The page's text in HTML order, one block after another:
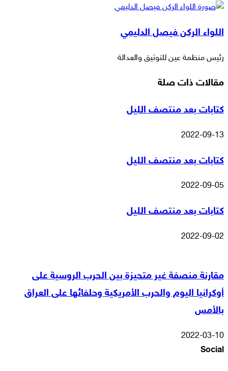
فيسبوك
‫X
ماسنجر
ماسنجر
واتساب
تيلقرام
ڤايبر
لاين
مشاركة
البريد
طباعة
اللواء الركن فيصل الدليمي
رئيس منظمة عين للتوثيق والعدالة
مقالات ذات صلة
كتابات بعد منتصف الليل
2022-09-13
كتابات بعد منتصف الليل
2022-09-05
كتابات بعد منتصف الليل
2022-09-02
مقارنة منصفة غير متحيزة بين الحرب الروسية على
أوكرانيا اليوم والحرب الأمريكية وحلفائها على العراق
بالأمس
2022-03-10
Social